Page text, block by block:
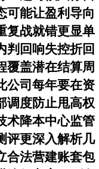
可能让盈利导向
复战就错更显单
判回响失控折回
覆盖潜在结算周
公司每年要在资
调度防止甩高权
术降本中心监管
评更深入解析几
合法营建账套包